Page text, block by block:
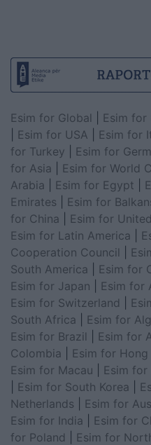
Esim for Global Esim for
Esim for USA Esim for
for Turkey
Esim for
for Asia
Esim for World
Arabia
Esim for Egypt
Emirates
Esim for
for China
Esim for
Esim for Latin America
Cooperation Council
South America
Esim for
Esim for Japan
Esim for
Esim for Switzerland
South Africa
Esim for
Esim for Brazil
Esim for
Colombia
Esim for Hong
Esim for Macau
Esim for
Esim for South Korea
Netherlands
Esim for
Esim for India
Esim for
for Poland
Esim for